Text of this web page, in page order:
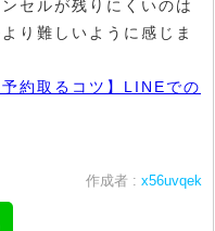
セルが残りにくいのは
り難しいように感じま
約取るコツ】LINEでの
作成者 : x56uvqek